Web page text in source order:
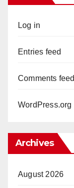
Log in
Entries feed
Comments feed
WordPress.org
Archives
August 2026